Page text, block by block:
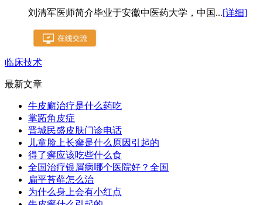
刘清军医师简介毕业于安徽中医药大学，中国...[详细]
临床技术
最新文章
牛皮廨治疗是什么药吃
掌跖角皮症
晋城民盛皮肤门诊电话
儿童脸上长癣是什么原因引起的
得了癣应该吃些什么食
全国治疗银屑病哪个医院好？全国
扁平苔藓怎么治
为什么身上会有小红点